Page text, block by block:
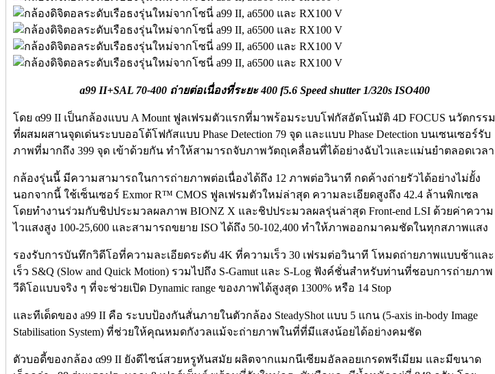
a99 II+SAL 70-400 ถ่ายต่อเนื่องที่ระยะ 400 f5.6 Speed shutter 1/320s ISO400
โดย α99 II เป็นกล้องแบบ A Mount ฟูลเฟรมตัวแรกที่มาพร้อมระบบโฟกัสอัตโนมัติ 4D FOCUS นวัตกรรม
ที่ผสมผสานจุดเด่นระบบออโต้โฟกัสแบบ Phase Detection 79 จุด และแบบ Phase Detection บนเซนเซอร์รับ
ภาพที่มากถึง 399 จุด เข้าด้วยกัน ทำให้สามารถจับภาพวัตถุเคลื่อนที่ได้อย่างฉับไวและแม่นยำตลอดเวลา
กล้องรุ่นนี้ มีความสามารถในการถ่ายภาพต่อเนื่องได้ถึง 12 ภาพต่อวินาที กดค้างถ่ายรัวได้อย่างไม่ยั้ง
นอกจากนี้ ใช้เซ็นเซอร์ Exmor R™ CMOS ฟูลเฟรมตัวใหม่ล่าสุด ความละเอียดสูงถึง 42.4 ล้านพิกเซล
โดยทำงานร่วมกับชิปประมวลผลภาพ BIONZ X และชิปประมวลผลรุ่นล่าสุด Front-end LSI ด้วยค่าความ
ไวแสงสูง 100-25,600 และสามารถขยาย ISO ได้ถึง 50-102,400 ทำให้ภาพออกมาคมชัดในทุกสภาพแสง
รองรับการบันทึกวิดีโอที่ความละเอียดระดับ 4K ที่ความเร็ว 30 เฟรมต่อวินาที โหมดถ่ายภาพแบบช้าและ
เร็ว S&Q (Slow and Quick Motion) รวมไปถึง S-Gamut และ S-Log ฟังค์ชั่นสำหรับท่านที่ชอบการถ่ายภาพ
วีดิโอแบบจริง ๆ ที่จะช่วยเปิด Dynamic range ของภาพได้สูงสุด 1300% หรือ 14 Stop
และทีเด็ดของ a99 II คือ ระบบป้องกันสั่นภายในตัวกล้อง SteadyShot แบบ 5 แกน (5-axis in-body Image
Stabilisation System) ที่ช่วยให้คุณหมดกังวลแม้จะถ่ายภาพในที่ที่มีแสงน้อยได้อย่างคมชัด
ตัวบอดี้ของกล้อง α99 II ยังดีไซน์สวยหรูทันสมัย ผลิตจากแมกนีเซียมอัลลอยเกรดพรีเมียม และมีขนาด